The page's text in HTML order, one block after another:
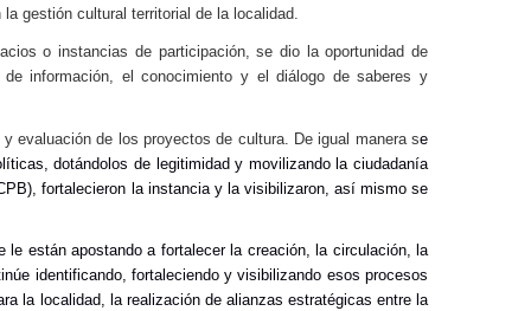
gestión cultural territorial de la localidad.
o instancias de participación, se dio la oportunidad de
información, el conocimiento y el diálogo de saberes y
evaluación de los proyectos de cultura. De igual manera se
dotándolos de legitimidad y movilizando la ciudadanía
fortalecieron la instancia y la visibilizaron, así mismo se
están apostando a fortalecer la creación, la circulación, la
identificando, fortaleciendo y visibilizando esos procesos
la localidad, la realización de alianzas estratégicas entre la